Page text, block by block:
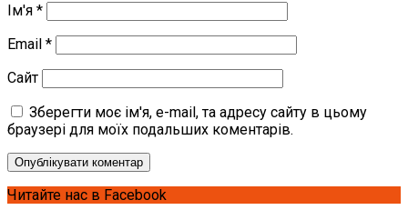
Ім'я *
Email *
Сайт
Зберегти моє ім'я, e-mail, та адресу сайту в цьому
браузері для моїх подальших коментарів.
Читайте нас в Facebook